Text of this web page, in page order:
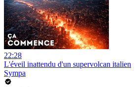
22:28
L'éveil inattendu d'un supervolcan italien
Sympa